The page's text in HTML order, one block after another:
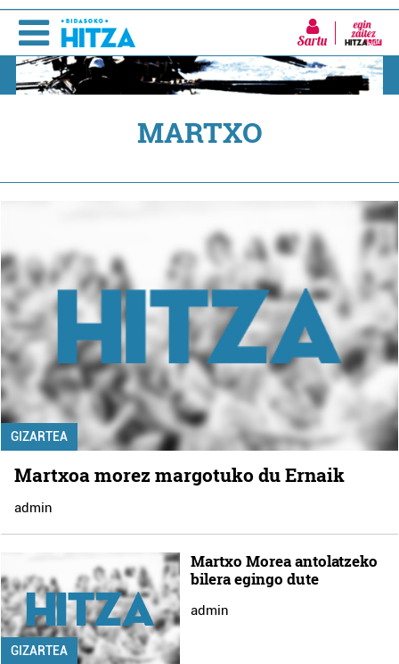
Sartu
MARTXO
GIZARTEA
Martxoa morez margotuko du Ernaik
admin
GIZARTEA
Martxo Morea antolatzeko
bilera egingo dute
admin